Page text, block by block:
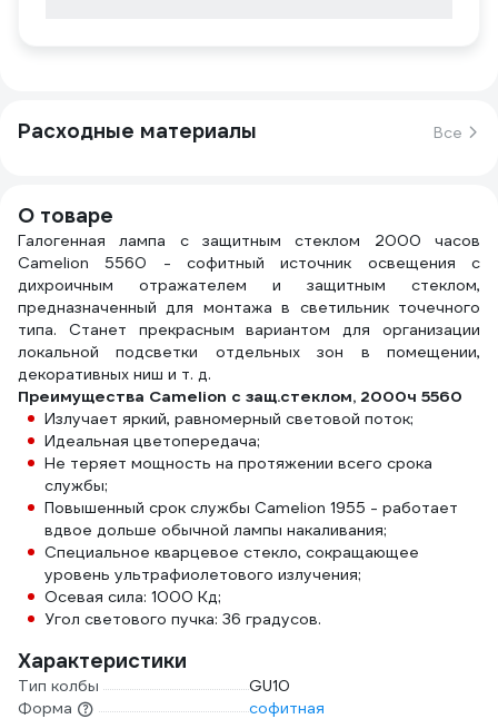
Расходные материалы Все
О товаре
Галогенная лампа с защитным стеклом 2000 часов
Camelion 5560 - софитный источник освещения с
дихроичным отражателем и защитным стеклом,
предназначенный для монтажа в светильник точечного
типа. Станет прекрасным вариантом для организации
локальной подсветки отдельных зон в помещении,
декоративных ниш и т. д.
Преимущества Camelion с защ.стеклом, 2000ч 5560
Излучает яркий, равномерный световой поток;
Идеальная цветопередача;
Не теряет мощность на протяжении всего срока
службы;
Повышенный срок службы Camelion 1955 - работает
вдвое дольше обычной лампы накаливания;
Специальное кварцевое стекло, сокращающее
уровень ультрафиолетового излучения;
Осевая сила: 1000 Кд;
Угол светового пучка: 36 градусов.
Характеристики
Тип колбы
GU10
Форма
софитная